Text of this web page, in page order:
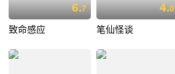
6.7
致命感应
4.0
笔仙怪谈